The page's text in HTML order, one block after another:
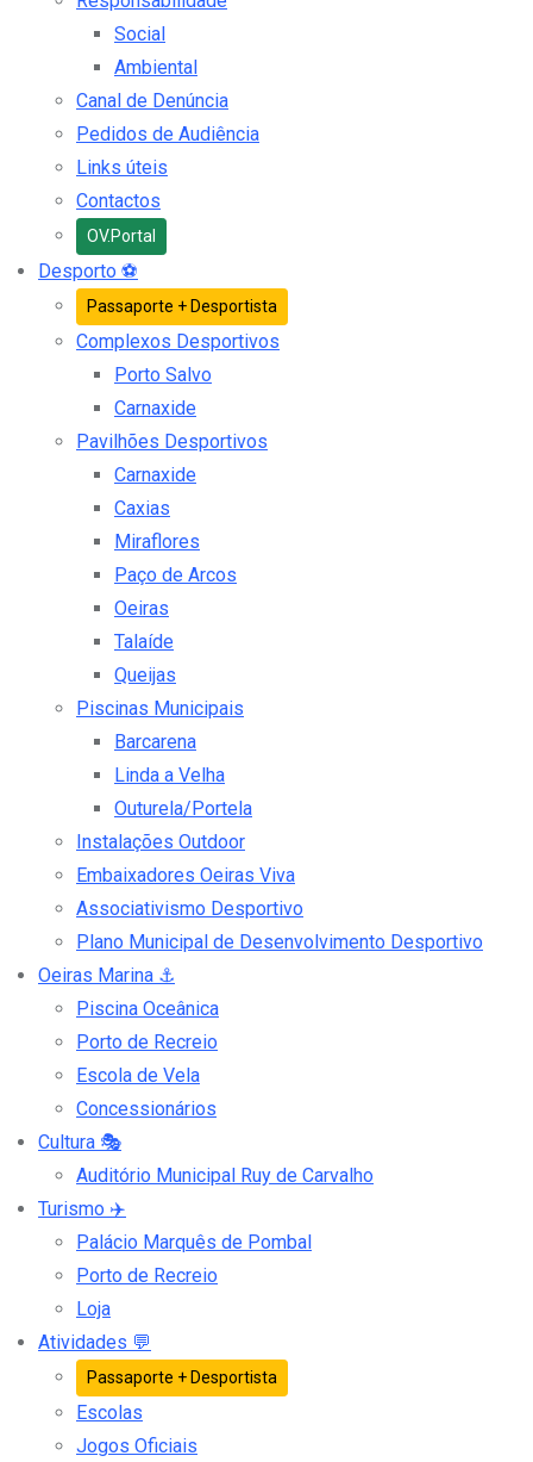
Social
Ambiental
Canal de Denúncia
Pedidos de Audiência
Links úteis
Contactos
OV.Portal
Desporto ⚽
Passaporte + Desportista
Complexos Desportivos
Porto Salvo
Carnaxide
Pavilhões Desportivos
Carnaxide
Caxias
Miraflores
Paço de Arcos
Oeiras
Talaíde
Queijas
Piscinas Municipais
Barcarena
Linda a Velha
Outurela/Portela
Instalações Outdoor
Embaixadores Oeiras Viva
Associativismo Desportivo
Plano Municipal de Desenvolvimento Desportivo
Oeiras Marina ⚓
Piscina Oceânica
Porto de Recreio
Escola de Vela
Concessionários
Cultura 🎭
Auditório Municipal Ruy de Carvalho
Turismo ✈️
Palácio Marquês de Pombal
Porto de Recreio
Loja
Atividades 💬
Passaporte + Desportista
Escolas
Jogos Oficiais